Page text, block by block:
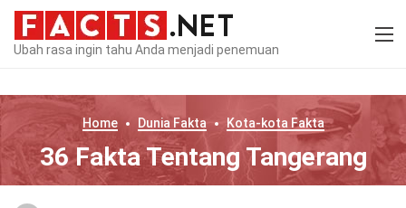
Ubah rasa ingin tahu Anda menjadi penemuan
Home Dunia Fakta Kota-kota Fakta
36 Fakta Tentang Tangerang